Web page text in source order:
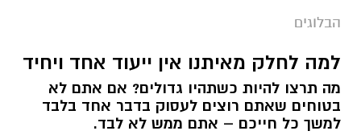
הבלוגים
למה לחלק מאיתנו אין ייעוד אחד ויחיד
מה תרצו להיות כשתהיו גדולים? אם אתם לא
בטוחים שאתם רוצים לעסוק בדבר אחד בלבד
למשך כל חייכם – אתם ממש לא לבד.